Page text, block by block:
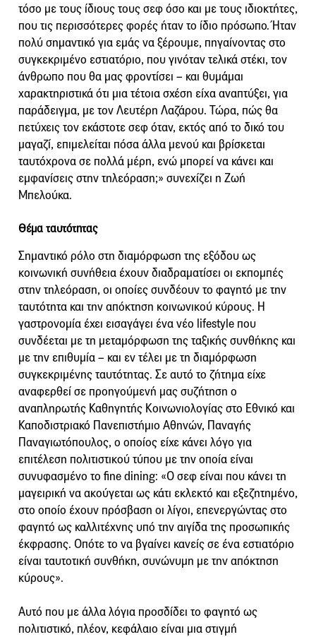
τόσο με τους ίδιους τους σεφ όσο και με τους ιδιοκτήτες,
που τις περισσότερες φορές ήταν το ίδιο πρόσωπο. Ήταν
πολύ σημαντικό για εμάς να ξέρουμε, πηγαίνοντας στο
συγκεκριμένο εστιατόριο, που γινόταν τελικά στέκι, τον
άνθρωπο που θα μας φροντίσει – και θυμάμαι
χαρακτηριστικά ότι μια τέτοια σχέση είχα αναπτύξει, για
παράδειγμα, με τον Λευτέρη Λαζάρου. Τώρα, πώς θα
πετύχεις τον εκάστοτε σεφ όταν, εκτός από το δικό του
μαγαζί, επιμελείται πόσα άλλα μενού και βρίσκεται
ταυτόχρονα σε πολλά μέρη, ενώ μπορεί να κάνει και
εμφανίσεις στην τηλεόραση;» συνεχίζει η Ζωή
Μπελούκα.
Θέμα ταυτότητας
Σημαντικό ρόλο στη διαμόρφωση της εξόδου ως
κοινωνική συνήθεια έχουν διαδραματίσει οι εκπομπές
στην τηλεόραση, οι οποίες συνδέουν το φαγητό με την
ταυτότητα και την απόκτηση κοινωνικού κύρους. Η
γαστρονομία έχει εισαγάγει ένα νέο lifestyle που
συνδέεται με τη μεταμόρφωση της ταξικής συνθήκης και
με την επιθυμία – και εν τέλει με τη διαμόρφωση
συγκεκριμένης ταυτότητας. Σε αυτό το ζήτημα είχε
αναφερθεί σε προηγούμενή μας συζήτηση ο
αναπληρωτής Καθηγητής Κοινωνιολογίας στο Εθνικό και
Καποδιστριακό Πανεπιστήμιο Αθηνών, Παναγής
Παναγιωτόπουλος, ο οποίος είχε κάνει λόγο για
επιτέλεση πολιτιστικού τύπου με την οποία είναι
συνυφασμένο το fine dining: «Ο σεφ είναι που κάνει τη
μαγειρική να ακούγεται ως κάτι εκλεκτό και εξεζητημένο,
στο οποίο έχουν πρόσβαση οι λίγοι, επενεργώντας στο
φαγητό ως καλλιτέχνης υπό την αιγίδα της προσωπικής
έκφρασης. Οπότε το να βγαίνει κανείς σε ένα εστιατόριο
είναι ταυτοτική συνθήκη, συνώνυμη με την απόκτηση
κύρους».
Αυτό που με άλλα λόγια προσδίδει το φαγητό ως
πολιτιστικό, πλέον, κεφάλαιο είναι μια στιγμή